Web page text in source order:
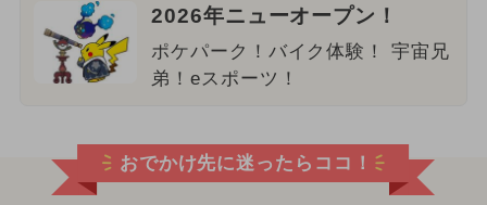
2026年ニューオープン！
ポケパーク！バイク体験！ 宇宙兄
弟！eスポーツ！
おでかけ先に迷ったらココ！